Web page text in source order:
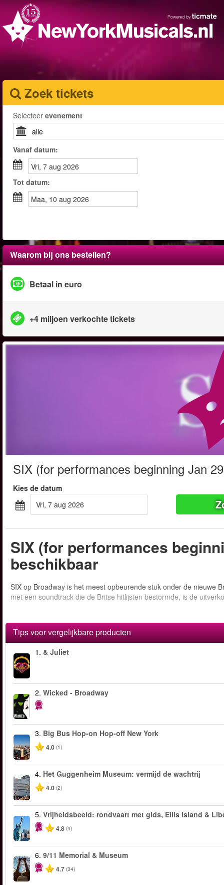
Zoek tickets
Selecteer evenement
Vanaf datum:
vri, 7 aug 2026
Tot datum:
maa, 10 aug 2026
Waarom bij ons bestellen?
Betaal in euro
+4 miljoen verkochte tickets
SIX (for performances beginning Jan
Kies de datum
vri, 7 aug 2026
SIX (for performances
beschikbaar
SIX op Broadway is het meest opbeurende stuk onder de nieuwe
met een soundtrack die de Britse hitlijsten bestormde, is de
Tips voor vergelijkbare producten
1. & Juliet
2. Wicked - Broadway
3. Big Bus Hop-on Hop-off New York
4.0 (1)
4. Het Guggenheim Museum: vermijd de wachtrij
4.0 (2)
5. Vrijheidsbeeld: rondvaart met gids, Ellis Island &
4.8 (4)
6. 9/11 Memorial & Museum
4.7 (34)